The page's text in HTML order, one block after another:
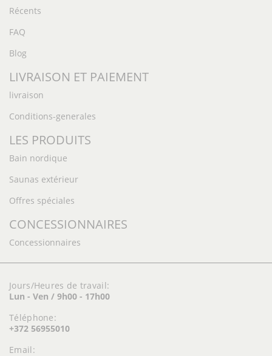
Récents
FAQ
Blog
LIVRAISON ET PAIEMENT
livraison
Conditions-generales
LES PRODUITS
Bain nordique
Saunas extérieur
Offres spéciales
CONCESSIONNAIRES
Concessionnaires
Jours/Heures de travail:
Lun - Ven / 9h00 - 17h00
Téléphone:
+372 56955010
Email: